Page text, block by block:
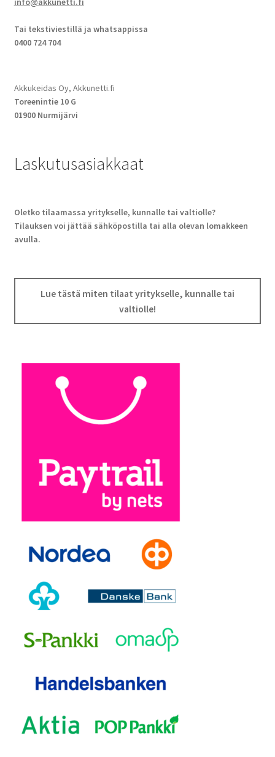
Tai tekstiviestillä ja whatsappissa
0400 724 704
Akkukeidas Oy, Akkunetti.fi
Toreenintie 10 G
01900 Nurmijärvi
Laskutusasiakkaat
Oletko tilaamassa yritykselle, kunnalle tai valtiolle?
Tilauksen voi jättää sähköpostilla tai alla olevan lomakkeen
avulla.
Lue tästä miten tilaat yritykselle, kunnalle tai
valtiolle!